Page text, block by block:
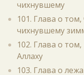
чихнувшему
101. Глава о
чихнувшему
102. Глава о
Аллаху
103. Глава о